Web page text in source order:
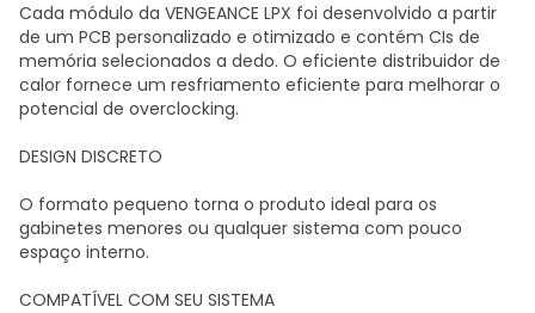
Cada módulo da VENGEANCE LPX foi desenvolvido a partir
de um PCB personalizado e otimizado e contém CIs de
memória selecionados a dedo. O eficiente distribuidor de
calor fornece um resfriamento eficiente para melhorar o
potencial de overclocking.
DESIGN DISCRETO
O formato pequeno torna o produto ideal para os
gabinetes menores ou qualquer sistema com pouco
espaço interno.
COMPATÍVEL COM SEU SISTEMA